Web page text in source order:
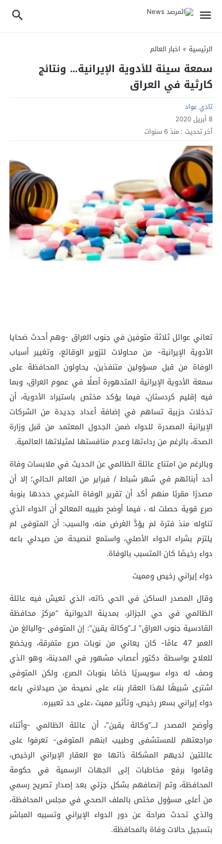
الرئيسية » اخبار العالم
سمعة سيئة للأدوية الإيرانية… ونتائج
كارثية في العراق
تادي عواد
8 أبريل 2020
آخر تحديث : منذ 6 سنوات
تعاني عوائل ثلاثة متوفين في جنوب العراق -وهم أحدث ضحايا
الأدوية الإيرانية- من محاولات لتزوير الوقائع، وتغيير أسباب
الوفاة من قبل مسؤولين متنفذين، يحاولون المحافظة على
سمعة الأدوية الإيرانية المتدهورة أصلًا في عموم العراق، وبما
فيه إقليم كردستان، فيما يؤكد مختص باستيراد الأدوية، أن
تدخلات حزبية تساهم في إضافة أعداد جديدة من الشركات
الإيرانية المصدرة للدواء ضمن الجدول المعتمد من قبل وزارة
الصحة، بالرغم من رداءتها وعدم منافستها لمثيلاتها العالمية.
وبالرغم من امتناع عائلة الظالمي عن الحديث في ملابسات وفاة
أحد أبنائهم في شهر شباط / فبراير من العالم الحالي؛ إلا أن
مصدرًا مقربًا منهم أكد أن تقرير الوفاة الشرعي حددها بنوبة
صرع قوية حصلت له ، فيما أوضح طبيبه المعالج أن الدواء الذي
تناوله منذ فترة لم يؤدَّ الغرض منه، والسبب: أن المتوفى لم
يلتزم بشراء الدواء الأصلي، واستمع لنصيحة من صيدلي باعه
دواء رخيصًا كان المتسبب بالوفاة.
دواء إيراني رخيص ومميت
وقال المصدر الساكن في الحي ذاته، الذي تعيش فيه عائلة
الظالمي في حي الجزائر، بمدينة الديوانية “مركز محافظة
القادسية جنوب العراق” لــ”وكالة يقين“: إن المتوفى -والبالغ من
العمر 47 عامًا- كان يعاني من نوبات صرع متفرقة، ويخضع
للعلاج بواسطة دكتور أعصاب مشهور في المدينة، وهو الذي
وصف له دواء سويسريًا خاصًا بنوبات الصرع، ولكن المتوفى
اشترى شبيهًا لهذا العقار بناء على نصيحة من صيدلاني باعه
دواء إيراني بسعر رخيص، وتأثير مميت ،على حد تعبيره.
وأوضح المصدر لـــ”وكالة يقين”، أن عائلة الظالمي -وأثناء
مراجعتهم للمستشفى وطبيب ابنهم المتوفى- تعرفوا على
عائلتين لديهم المشكلة ذاتها مع العقار الإيراني الرخيص،
وقاموا برفع مخاطبات إلى الجهات الرسمية في حكومة
المحافظة، وتم إنصافهم بشكل جزئي بعد إصدار تصريح رسمي
من أعلى مسؤول مختص بالملف الصحي في مجلس المحافظة،
والذي تحدث صراحة عن دور الدواء الإيراني وتسببه المباشر
بتسجيل حالات وفاة بالمحافظة.